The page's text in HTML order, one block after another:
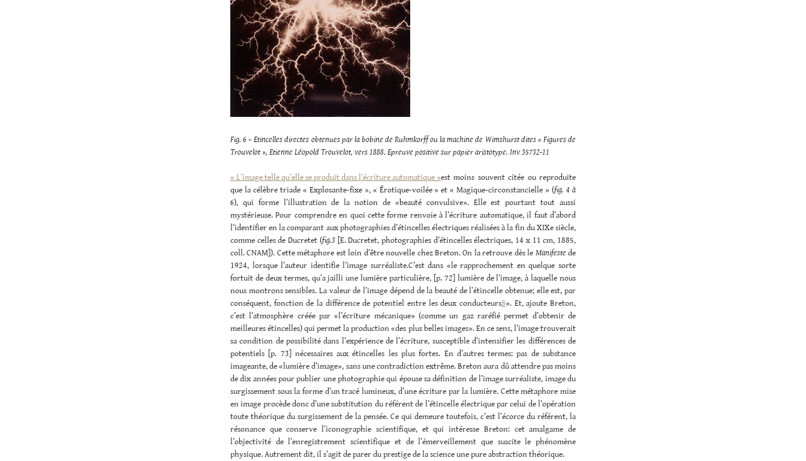
Fig. 6 – Etincelles directes obtenues par la bobine de Ruhmkorff ou la machine de Wimshurst dites « Figures de
Trouvelot », Etienne Léopold Trouvelot, vers 1888. Epreuve positive sur papier aristotype. Inv 35732-11
« L’image telle qu’elle se produit dans l’écriture automatique »est moins souvent citée ou reproduite
que la célèbre triade « Explosante-fixe », « Érotique-voilée » et « Magique-circonstancielle » (fig. 4 à
6), qui forme l’illustration de la notion de «beauté convulsive». Elle est pourtant tout aussi
mystérieuse. Pour comprendre en quoi cette forme renvoie à l’écriture automatique, il faut d’abord
l’identifier en la comparant aux photographies d’étincelles électriques réalisées à la fin du XIXe siècle,
comme celles de Ducretet (fig.3 [E. Ducretet, photographies d’étincelles électriques, 14 x 11 cm, 1885,
coll. CNAM]). Cette métaphore est loin d’être nouvelle chez Breton. On la retrouve dès le Manifeste de
1924, lorsque l’auteur identifie l’image surréaliste.C’est dans «le rapprochement en quelque sorte
fortuit de deux termes, qu’a jailli une lumière particulière, [p. 72] lumière de l’image, à laquelle nous
nous montrons sensibles. La valeur de l’image dépend de la beauté de l’étincelle obtenue; elle est, par
conséquent, fonction de la différence de potentiel entre les deux conducteurs8». Et, ajoute Breton,
c’est l’atmosphère créée par «l’écriture mécanique» (comme un gaz raréfié permet d’obtenir de
meilleures étincelles) qui permet la production «des plus belles images». En ce sens, l’image trouverait
sa condition de possibilité dans l’expérience de l’écriture, susceptible d’intensifier les différences de
potentiels [p. 73] nécessaires aux étincelles les plus fortes. En d’autres termes: pas de substance
imageante, de «lumière d’image», sans une contradiction extrême. Breton aura dû attendre pas moins
de dix années pour publier une photographie qui épouse sa définition de l’image surréaliste, image du
surgissement sous la forme d’un tracé lumineux, d’une écriture par la lumière. Cette métaphore mise
en image procède donc d’une substitution du référent de l’étincelle électrique par celui de l’opération
toute théorique du surgissement de la pensée. Ce qui demeure toutefois, c’est l’écorce du référent, la
résonance que conserve l’iconographie scientifique, et qui intéresse Breton: cet amalgame de
l’objectivité de l’enregistrement scientifique et de l’émerveillement que suscite le phénomène
physique. Autrement dit, il s’agit de parer du prestige de la science une pure abstraction théorique.